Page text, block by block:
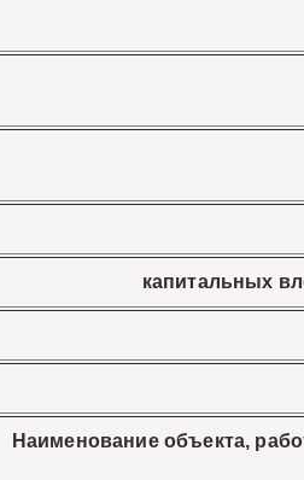
капитальных
Наименование объекта,